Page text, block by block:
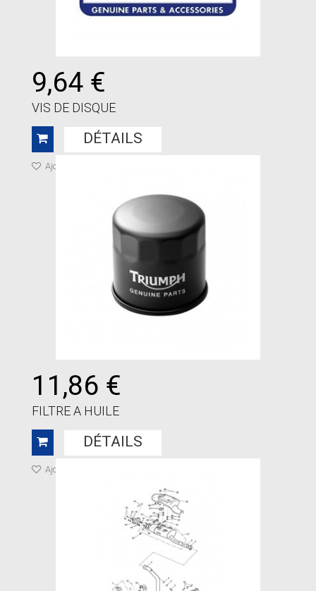
9,64 €
VIS DE DISQUE
DÉTAILS
Ajouter à ma liste de cadeaux
11,86 €
FILTRE A HUILE
DÉTAILS
Ajouter à ma liste de cadeaux